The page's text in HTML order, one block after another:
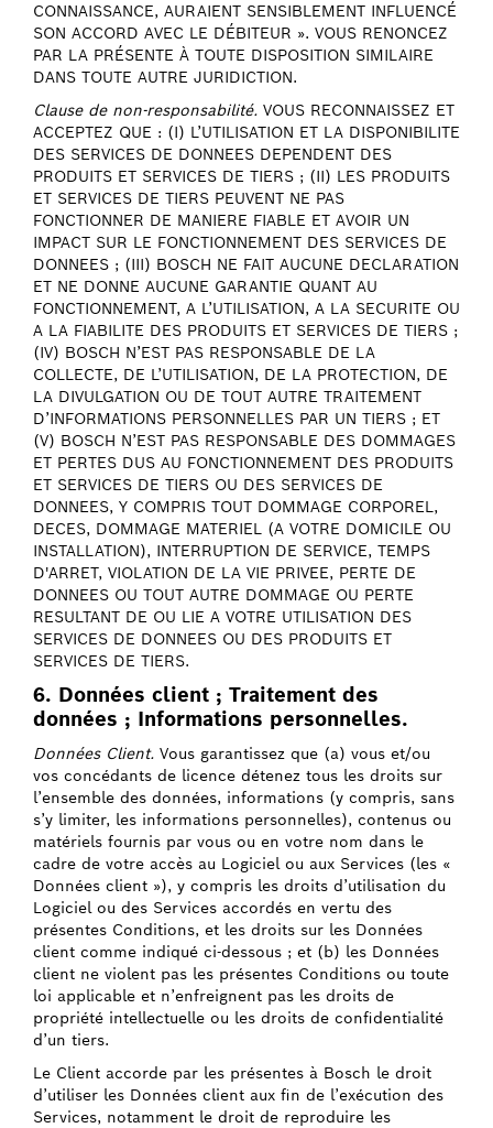
CONNAISSANCE, AURAIENT SENSIBLEMENT INFLUENCÉ
SON ACCORD AVEC LE DÉBITEUR ». VOUS RENONCEZ
PAR LA PRÉSENTE À TOUTE DISPOSITION SIMILAIRE
DANS TOUTE AUTRE JURIDICTION.
Clause de non-responsabilité. VOUS RECONNAISSEZ ET
ACCEPTEZ QUE : (I) L’UTILISATION ET LA DISPONIBILITE
DES SERVICES DE DONNEES DEPENDENT DES
PRODUITS ET SERVICES DE TIERS ; (II) LES PRODUITS
ET SERVICES DE TIERS PEUVENT NE PAS
FONCTIONNER DE MANIERE FIABLE ET AVOIR UN
IMPACT SUR LE FONCTIONNEMENT DES SERVICES DE
DONNEES ; (III) BOSCH NE FAIT AUCUNE DECLARATION
ET NE DONNE AUCUNE GARANTIE QUANT AU
FONCTIONNEMENT, A L’UTILISATION, A LA SECURITE OU
A LA FIABILITE DES PRODUITS ET SERVICES DE TIERS ;
(IV) BOSCH N’EST PAS RESPONSABLE DE LA
COLLECTE, DE L’UTILISATION, DE LA PROTECTION, DE
LA DIVULGATION OU DE TOUT AUTRE TRAITEMENT
D’INFORMATIONS PERSONNELLES PAR UN TIERS ; ET
(V) BOSCH N’EST PAS RESPONSABLE DES DOMMAGES
ET PERTES DUS AU FONCTIONNEMENT DES PRODUITS
ET SERVICES DE TIERS OU DES SERVICES DE
DONNEES, Y COMPRIS TOUT DOMMAGE CORPOREL,
DECES, DOMMAGE MATERIEL (A VOTRE DOMICILE OU
INSTALLATION), INTERRUPTION DE SERVICE, TEMPS
D'ARRET, VIOLATION DE LA VIE PRIVEE, PERTE DE
DONNEES OU TOUT AUTRE DOMMAGE OU PERTE
RESULTANT DE OU LIE A VOTRE UTILISATION DES
SERVICES DE DONNEES OU DES PRODUITS ET
SERVICES DE TIERS.
6. Données client ; Traitement des
données ; Informations personnelles.
Données Client. Vous garantissez que (a) vous et/ou
vos concédants de licence détenez tous les droits sur
l’ensemble des données, informations (y compris, sans
s’y limiter, les informations personnelles), contenus ou
matériels fournis par vous ou en votre nom dans le
cadre de votre accès au Logiciel ou aux Services (les «
Données client »), y compris les droits d’utilisation du
Logiciel ou des Services accordés en vertu des
présentes Conditions, et les droits sur les Données
client comme indiqué ci-dessous ; et (b) les Données
client ne violent pas les présentes Conditions ou toute
loi applicable et n’enfreignent pas les droits de
propriété intellectuelle ou les droits de confidentialité
d’un tiers.
Le Client accorde par les présentes à Bosch le droit
d’utiliser les Données client aux fin de l’exécution des
Services, notamment le droit de reproduire les